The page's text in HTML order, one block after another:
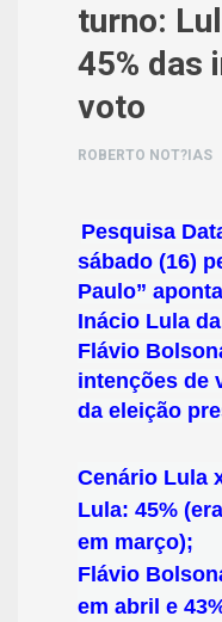
turno:
45% das
voto
ROBERTO NOT?IAS
Pesquisa
sábado (16)
Paulo”
Inácio Lula
Flávio
intenções de
da eleição
Cenário Lula
Lula: 45%
em março);
Flávio
em abril e